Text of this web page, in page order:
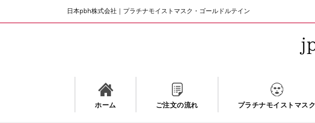
日本pbh株式会社｜プラチナモイストマスク・ゴールドルテイン
ホーム ご注文の流れ プラチナモイストマスク